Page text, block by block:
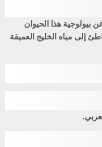
بيولوجية هذا الحيوان
إلى مياه الخليج العميقة